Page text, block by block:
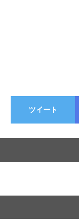
ツイート